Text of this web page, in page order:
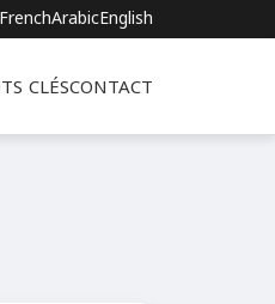
FrenchArabicEnglish
CLÉSCONTACT